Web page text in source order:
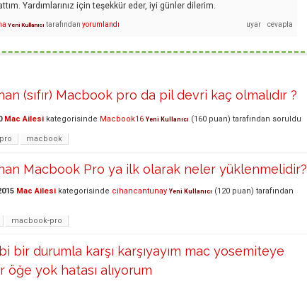
Yardımlarınız için teşekkür eder, iyi günler dilerim.
Yeni Kullanıcı tarafından yorumlandı
(sıfır) Macbook pro da pil devri kaç olmalıdır ?
Mac Ailesi kategorisinde Macbook16 Yeni Kullanıcı (160 puan) tarafından soruldu
macbook
Macbook Pro ya ilk olarak neler yüklenmelidir?
Mac Ailesi kategorisinde cihancantunay Yeni Kullanıcı (120 puan) tarafından
macbook-pro
bir durumla karşı karşıyayım mac yosemiteye
öğe yok hatası alıyorum